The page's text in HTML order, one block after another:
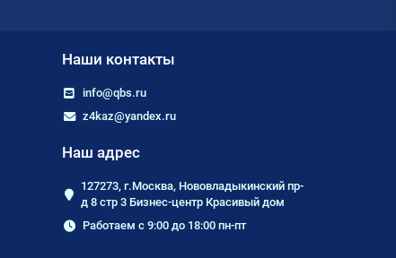
Наши контакты
info@qbs.ru
z4kaz@yandex.ru
Наш адрес
127273, г.Москва, Нововладыкинский пр-
д 8 стр 3 Бизнес-центр Красивый дом
Работаем с 9:00 до 18:00 пн-пт